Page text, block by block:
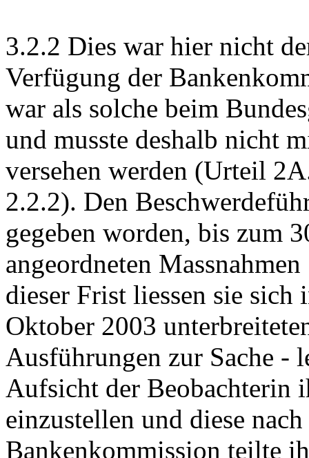
3.2.2 Dies war hier nicht
Verfügung der
war als solche beim
und musste deshalb nicht
versehen werden (Urteil
2.2.2). Den
gegeben worden, bis zum
angeordneten
dieser Frist liessen sie sich
Oktober 2003
Ausführungen zur Sache -
Aufsicht der Beobachterin
einzustellen und diese
Bankenkommission teilte